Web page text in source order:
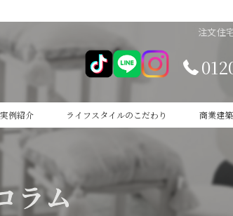
注文住
実例紹介 ライフスタイルのこだわり 商業建築
ラム